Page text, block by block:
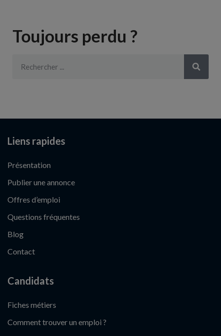
Toujours perdu ?
Liens rapides
Présentation
Publier une annonce
Offres d’emploi
Questions fréquentes
Blog
Contact
Candidats
Fiches métiers
Comment trouver un emploi ?